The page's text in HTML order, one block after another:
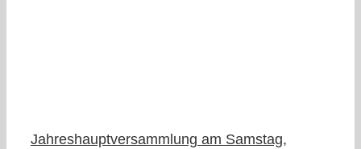
Jahreshauptversammlung am Samstag,